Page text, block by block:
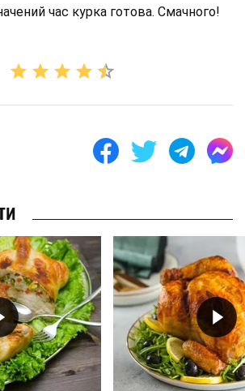
час курка готова. Смачного!